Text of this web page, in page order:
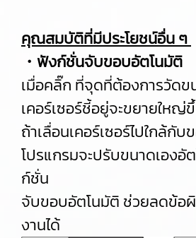
คุณสมบัติที่มีประโยชน์อื่น ๆ
・ฟังก์ชั่นจับขอบอัตโนมัติ
เมื่อคลิ๊ก ที่จุดที่ต้องการวัด
เคอร์เซอร์ชี้อยู่จะขยายใหญ่
ถ้าเลื่อนเคอร์เซอร์ไปใกล้กั
โปรแกรมจะปรับขนาดเอง
ก์ชั่น
จับขอบอัตโนมัติ ช่วยลดข้อ
งานได้